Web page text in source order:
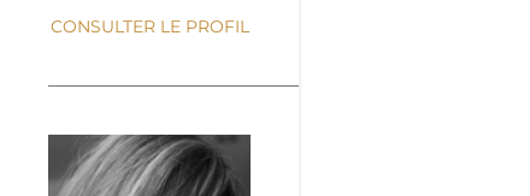
CONSULTER LE PROFIL